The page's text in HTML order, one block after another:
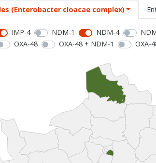
(Enterobacter cloacae complex)
IMP-4 NDM-1 NDM-4
OXA-48 OXA-48 + NDM-1 OXA-